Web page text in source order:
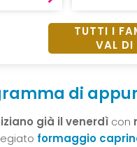
TUTTI I
VAL DI
di
già il venerdì con
formaggio